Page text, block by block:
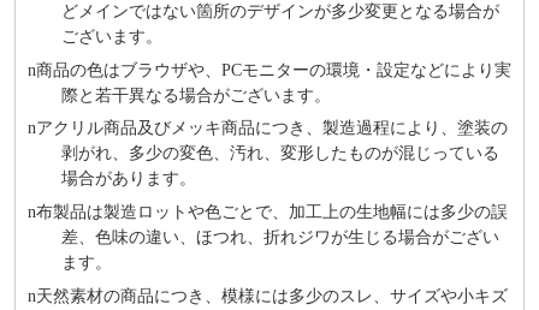
どメインではない箇所のデザインが多少変更となる場合が
ございます。
n商品の⾊はブラウザや、PCモニターの環境・設定などにより実
際と若⼲異なる場合がございます。
nアクリル商品及びメッキ商品につき、製造過程により、塗装の
剥がれ、多少の変色、汚れ、変形したものが混じっている
場合があります。
n布製品は製造ロットや色ごとで、加工上の生地幅には多少の誤
差、色味の違い、ほつれ、折れジワが生じる場合がござい
ます。
n天然素材の商品につき、模様には多少のスレ、サイズや小キズ